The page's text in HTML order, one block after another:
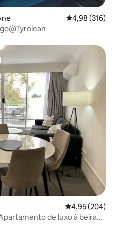
4,98 de uma
4,98 (316)
dos hóspedes
4,95 de uma
4,95 (204)
de luxo à beira